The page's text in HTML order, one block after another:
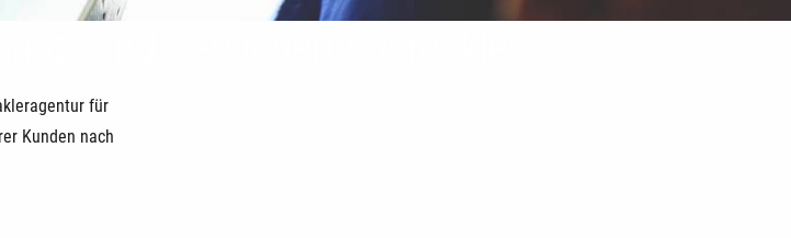
für
Kunden nach